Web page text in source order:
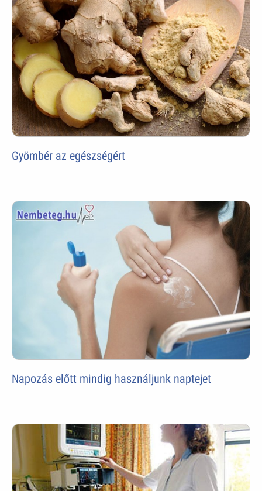
Gyömbér az egészségért
Napozás előtt mindig használjunk naptejet